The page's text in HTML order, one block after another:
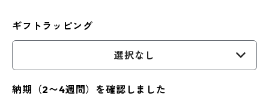
ギフトラッピング
選択なし
納期（2〜4週間）を確認しました